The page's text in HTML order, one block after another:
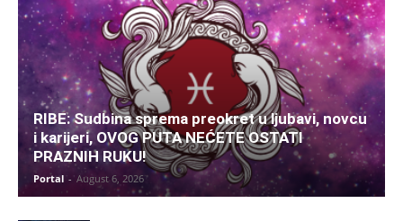
RIBE: Sudbina sprema preokret u ljubavi, novcu
i karijeri, OVOG PUTA NEĆETE OSTATI
PRAZNIH RUKU!
Portal - August 6, 2026